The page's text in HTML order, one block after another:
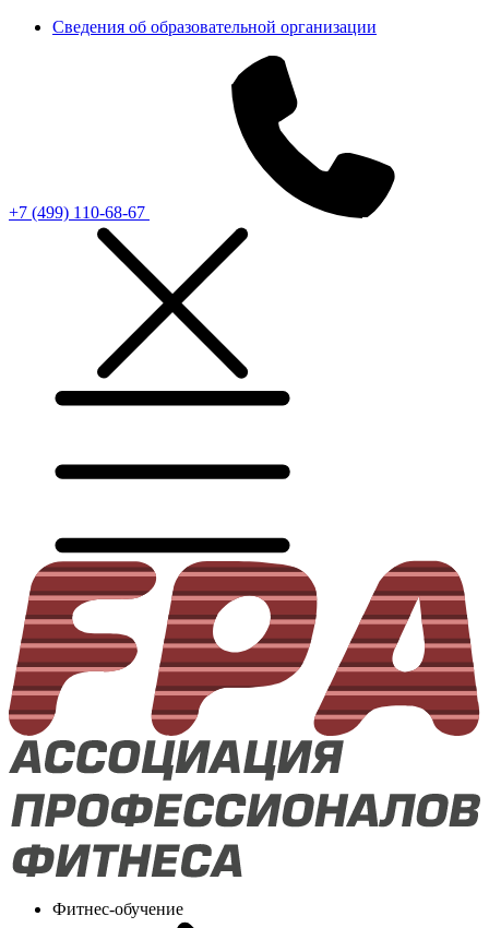
Сведения об образовательной организации
+7 (499) 110-68-67
Фитнес-обучение